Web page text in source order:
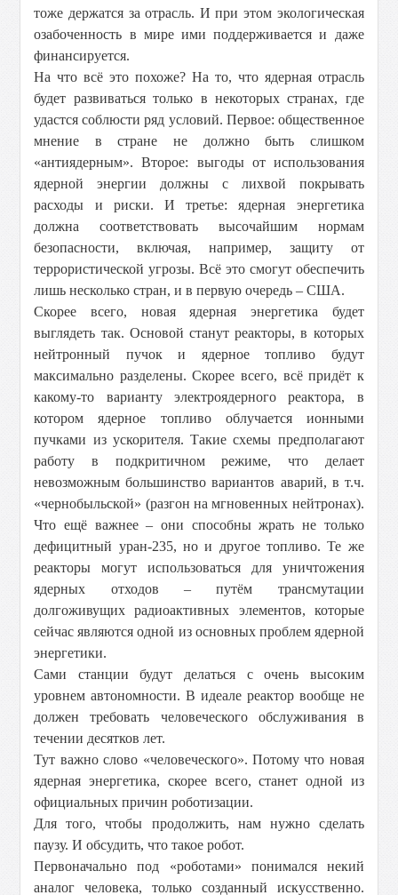
тоже держатся за отрасль. И при этом экологическая
озабоченность в мире ими поддерживается и даже
финансируется.
На что всё это похоже? На то, что ядерная отрасль
будет развиваться только в некоторых странах, где
удастся соблюсти ряд условий. Первое: общественное
мнение в стране не должно быть слишком
«антиядерным». Второе: выгоды от использования
ядерной энергии должны с лихвой покрывать
расходы и риски. И третье: ядерная энергетика
должна соответствовать высочайшим нормам
безопасности, включая, например, защиту от
террористической угрозы. Всё это смогут обеспечить
лишь несколько стран, и в первую очередь – США.
Скорее всего, новая ядерная энергетика будет
выглядеть так. Основой станут реакторы, в которых
нейтронный пучок и ядерное топливо будут
максимально разделены. Скорее всего, всё придёт к
какому-то варианту электроядерного реактора, в
котором ядерное топливо облучается ионными
пучками из ускорителя. Такие схемы предполагают
работу в подкритичном режиме, что делает
невозможным большинство вариантов аварий, в т.ч.
«чернобыльской» (разгон на мгновенных нейтронах).
Что ещё важнее – они способны жрать не только
дефицитный уран-235, но и другое топливо. Те же
реакторы могут использоваться для уничтожения
ядерных отходов – путём трансмутации
долгоживущих радиоактивных элементов, которые
сейчас являются одной из основных проблем ядерной
энергетики.
Сами станции будут делаться с очень высоким
уровнем автономности. В идеале реактор вообще не
должен требовать человеческого обслуживания в
течении десятков лет.
Тут важно слово «человеческого». Потому что новая
ядерная энергетика, скорее всего, станет одной из
официальных причин роботизации.
Для того, чтобы продолжить, нам нужно сделать
паузу. И обсудить, что такое робот.
Первоначально под «роботами» понимался некий
аналог человека, только созданный искусственно.